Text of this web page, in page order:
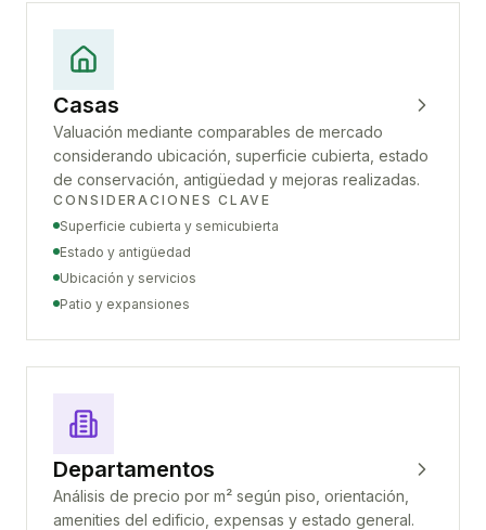
Casas
Valuación mediante comparables de mercado
considerando ubicación, superficie cubierta, estado
de conservación, antigüedad y mejoras realizadas.
CONSIDERACIONES CLAVE
Superficie cubierta y semicubierta
Estado y antigüedad
Ubicación y servicios
Patio y expansiones
Departamentos
Análisis de precio por m² según piso, orientación,
amenities del edificio, expensas y estado general.